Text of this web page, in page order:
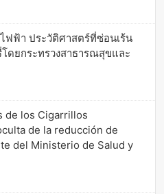
ฟฟ้า ประวัติศาสตร์ที่ซ่อนเร้น
ดยกระทรวงสาธารณสุขและ
de los Cigarrillos
de la reducción de
del Ministerio de Salud y